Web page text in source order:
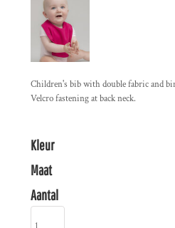
Children's bib with double fabric and
Velcro fastening at back neck.
Kleur
Maat
Aantal